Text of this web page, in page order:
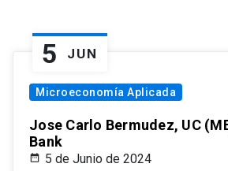
5 JUN
Microeconomía Aplicada
Jose Carlo Bermudez, UC
Bank
5 de Junio de 2024